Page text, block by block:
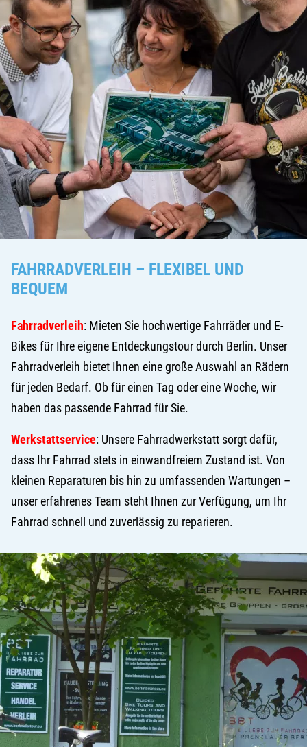
FAHRRADVERLEIH – FLEXIBEL UND
BEQUEM
Fahrradverleih: Mieten Sie hochwertige Fahrräder und E-
Bikes für Ihre eigene Entdeckungstour durch Berlin. Unser
Fahrradverleih bietet Ihnen eine große Auswahl an Rädern
für jeden Bedarf. Ob für einen Tag oder eine Woche, wir
haben das passende Fahrrad für Sie.
Werkstattservice: Unsere Fahrradwerkstatt sorgt dafür,
dass Ihr Fahrrad stets in einwandfreiem Zustand ist. Von
kleinen Reparaturen bis hin zu umfassenden Wartungen –
unser erfahrenes Team steht Ihnen zur Verfügung, um Ihr
Fahrrad schnell und zuverlässig zu reparieren.